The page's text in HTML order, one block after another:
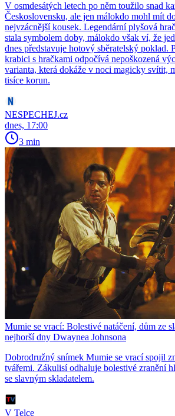
V osmdesátých letech po něm toužilo snad
Československu, ale jen málokdo mohl mít
nejvzácnější kousek. Legendární plyšová
stala symbolem doby, málokdo však ví, že
dnes představuje hotový sběratelský poklad.
krabici s hračkami odpočívá nepoškozená
varianta, která dokáže v noci magicky svítit,
tisíce korun.
NESPECHEJ.cz
dnes, 17:00
3 min
Mumie se vrací: Bolestivé natáčení, dům ze
nejhorší dny Dwaynea Johnsona
Dobrodružný snímek Mumie se vrací spojil
tvářemi. Zákulisí odhaluje bolestivé zranění
se slavným skladatelem.
V Telce